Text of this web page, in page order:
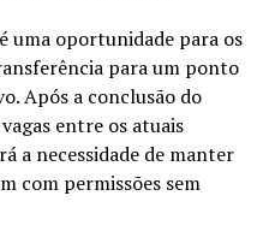
uma oportunidade para os
para um ponto
Após a conclusão do
entre os atuais
a necessidade de manter
com permissões sem